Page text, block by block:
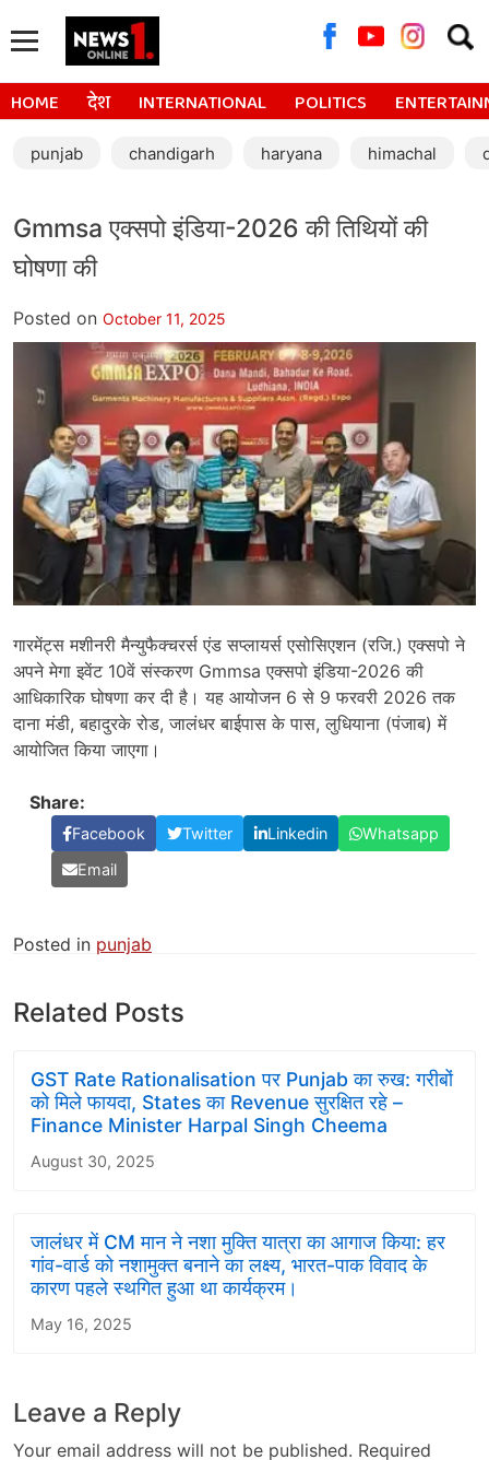
for:
HOME देश INTERNATIONAL POLITICS
punjab chandigarh haryana himachal
Gmmsa एक्सपो इंडिया-2026 की तिथियों की
घोषणा की
Posted on October 11, 2025
गारमेंट्स मशीनरी मैन्युफैक्चरर्स एंड सप्लायर्स एसोसिएशन (रजि.) एक्सपो ने
अपने मेगा इवेंट 10वें संस्करण Gmmsa एक्सपो इंडिया-2026 की
आधिकारिक घोषणा कर दी है। यह आयोजन 6 से 9 फरवरी 2026 तक
दाना मंडी, बहादुरके रोड, जालंधर बाईपास के पास, लुधियाना (पंजाब) में
आयोजित किया जाएगा।
Share:
Facebook Twitter Linkedin
Whatsapp
Email
Posted in punjab
Related Posts
GST Rate Rationalisation पर Punjab का रुख: गरीबों
को मिले फायदा, States का Revenue सुरक्षित रहे –
Finance Minister Harpal Singh Cheema
August 30, 2025
जालंधर में CM मान ने नशा मुक्ति यात्रा का आगाज किया: हर
गांव-वार्ड को नशामुक्त बनाने का लक्ष्य, भारत-पाक विवाद के
कारण पहले स्थगित हुआ था कार्यक्रम।
May 16, 2025
Leave a Reply
Your email address will not be published. Required